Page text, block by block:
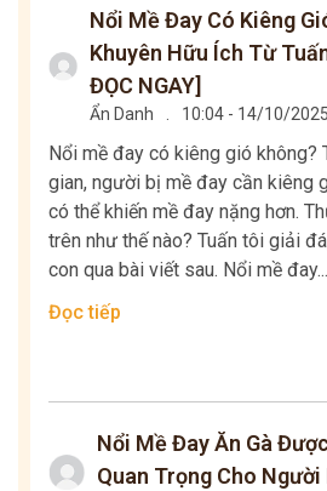
Nổi Mề Đay Có Kiêng
Khuyên Hữu Ích Từ
ĐỌC NGAY]
Ẩn Danh . 10:04 - 14/10/2025
Nổi mề đay có kiêng gió không?
gian, người bị mề đay cần kiêng
có thể khiến mề đay nặng hơn.
trên như thế nào? Tuấn tôi giải
con qua bài viết sau. Nổi mề đay...
Đọc tiếp
Nổi Mề Đay Ăn Gà
Quan Trọng Cho Người